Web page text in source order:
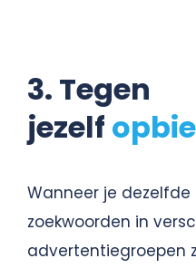
3. Tegen
jezelf
Wanneer je dezelfde
zoekwoorden in
advertentiegroepen